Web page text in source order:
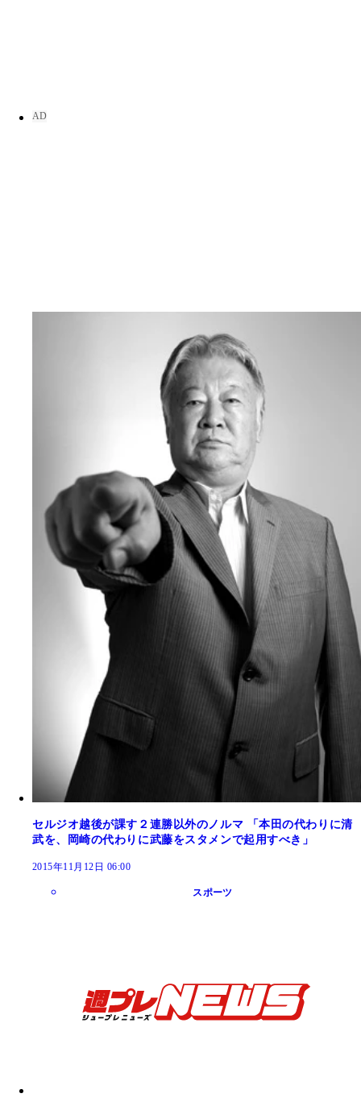
セルジオ越後が課す２連勝以外のノルマ 「本田の代わりに清
武を、岡崎の代わりに武藤をスタメンで起用すべき」
2015年11月12日 06:00
スポーツ